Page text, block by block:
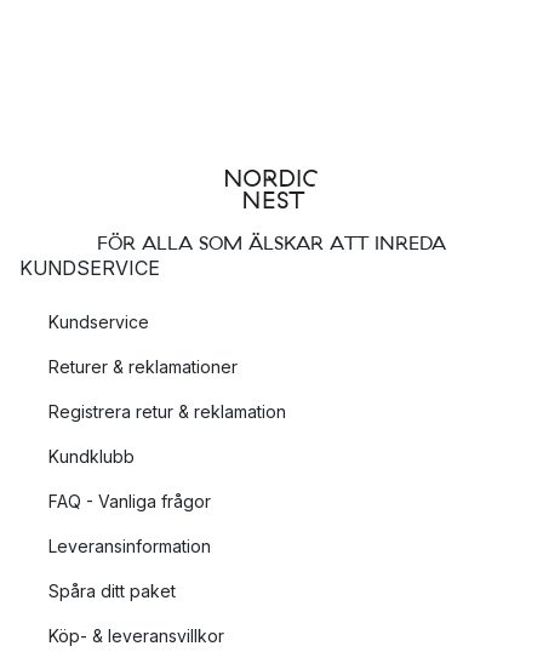
FÖR ALLA SOM ÄLSKAR ATT INREDA
KUNDSERVICE
Kundservice
Returer & reklamationer
Registrera retur & reklamation
Kundklubb
FAQ - Vanliga frågor
Leveransinformation
Spåra ditt paket
Köp- & leveransvillkor